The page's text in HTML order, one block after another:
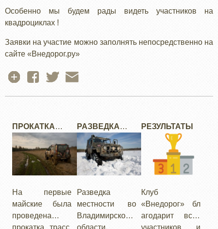
Особенно мы будем рады видеть участников на
квадроциклах !
Заявки на участие можно заполнять непосредственно на
сайте «Внедорог.ру»
ПРОКАТКА
"ДИСЛОКАЦИИ.
ВЕСНА 2010" В
ТВЕРСКОЙ
ОБЛАСТИ
На первые
майские была
проведена
прокатка трасс
РАЗВЕДКА
НОВОГО МЕСТА
Разведка
местности во
Владимирской
области.
РЕЗУЛЬТАТЫ
Клуб
«Внедорог» бл
агодарит всех
участников и